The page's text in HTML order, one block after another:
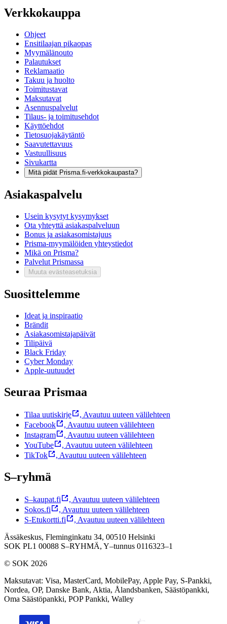
Verkkokauppa
Ohjeet
Ensitilaajan pikaopas
Myymälänouto
Palautukset
Reklamaatio
Takuu ja huolto
Toimitustavat
Maksutavat
Asennuspalvelut
Tilaus- ja toimitusehdot
Käyttöehdot
Tietosuojakäytäntö
Saavutettavuus
Vastuullisuus
Sivukartta
Mitä pidät Prisma.fi-verkkokaupasta?
Asiakaspalvelu
Usein kysytyt kysymykset
Ota yhteyttä asiakaspalveluun
Bonus ja asiakasomistajuus
Prisma-myymälöiden yhteystiedot
Mikä on Prisma?
Palvelut Prismassa
Muuta evästeasetuksia
Suosittelemme
Ideat ja inspiraatio
Brändit
Asiakasomistajapäivät
Tilipäivä
Black Friday
Cyber Monday
Apple-uutuudet
Seuraa Prismaa
Tilaa uutiskirje , Avautuu uuteen välilehteen
Facebook
, Avautuu uuteen välilehteen
Instagram
, Avautuu uuteen välilehteen
YouTube
, Avautuu uuteen välilehteen
TikTok
, Avautuu uuteen välilehteen
S–ryhmä
S–kaupat.fi , Avautuu uuteen välilehteen
Sokos.fi
, Avautuu uuteen välilehteen
S-Etukortti.fi
, Avautuu uuteen välilehteen
Ässäkeskus, Fleminginkatu 34, 00510 Helsinki
SOK PL1 00088 S–RYHMÄ, Y–tunnus 0116323–1
© SOK 2026
Maksutavat: Visa, MasterCard, MobilePay, Apple Pay, S-Pankki,
Nordea, OP, Danske Bank, Aktia, Ålandsbanken, Säästöpankki,
Oma Säästöpankki, POP Pankki, Walley